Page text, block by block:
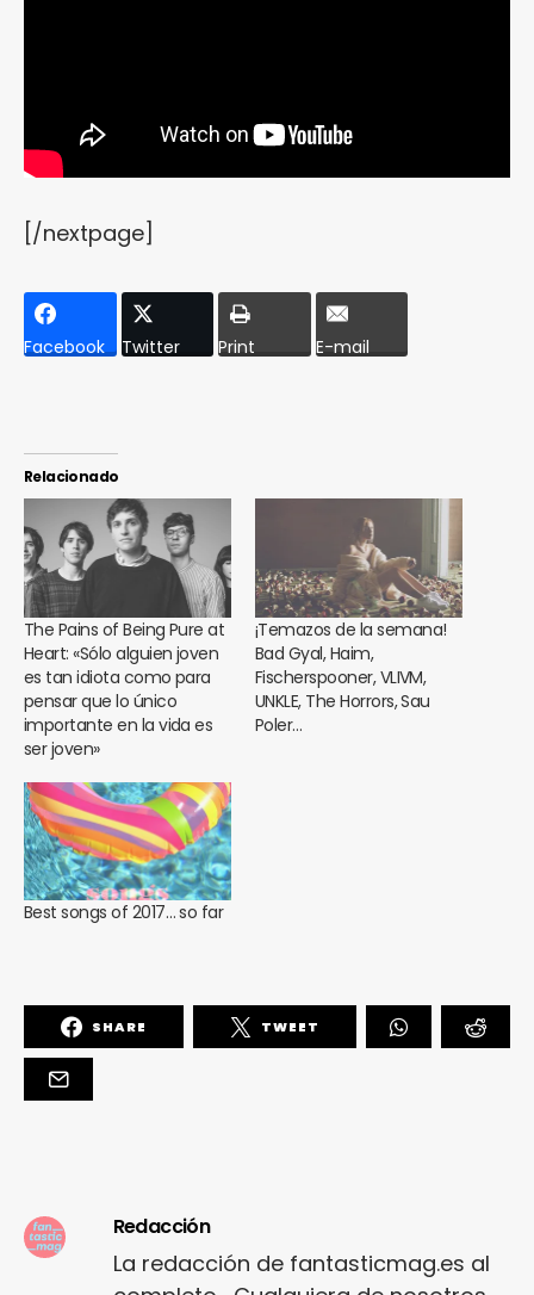
[/nextpage]
Facebook Twitter Print E-mail
Relacionado
The Pains of Being Pure at
Heart: «Sólo alguien joven
es tan idiota como para
pensar que lo único
importante en la vida es
ser joven»
¡Temazos de la semana!
Bad Gyal, Haim,
Fischerspooner, VLIVM,
UNKLE, The Horrors, Sau
Poler…
Best songs of 2017… so far
SHARE TWEET
Redacción
La redacción de fantasticmag.es al